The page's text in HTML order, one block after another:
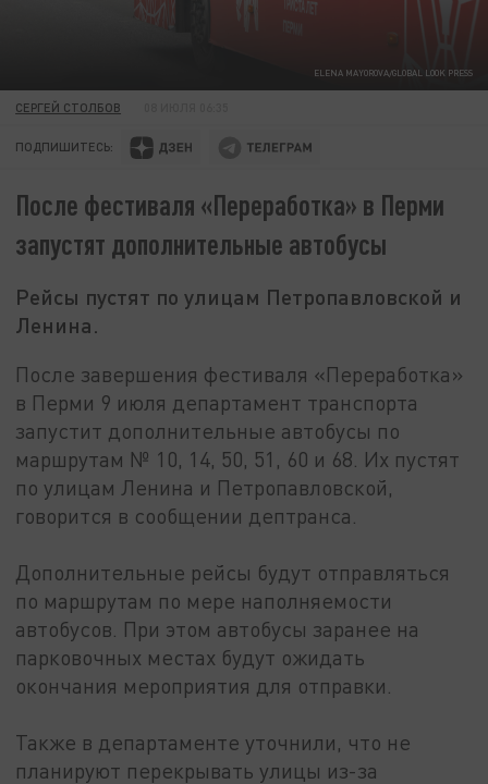
ELENA MAYOROVA/GLOBAL LOOK PRESS
СЕРГЕЙ СТОЛБОВ
ПОДПИШИТЕСЬ:
После фестиваля «Переработка» в Перми
запустят дополнительные автобусы
Рейсы пустят по улицам Петропавловской и
Ленина.
После завершения фестиваля «Переработка»
в Перми 9 июля департамент транспорта
запустит дополнительные автобусы по
маршрутам № 10, 14, 50, 51, 60 и 68. Их пустят
по улицам Ленина и Петропавловской,
говорится в сообщении дептранса.
Дополнительные рейсы будут отправляться
по маршрутам по мере наполняемости
автобусов. При этом автобусы заранее на
парковочных местах будут ожидать
окончания мероприятия для отправки.
Также в департаменте уточнили, что не
планируют перекрывать улицы из-за